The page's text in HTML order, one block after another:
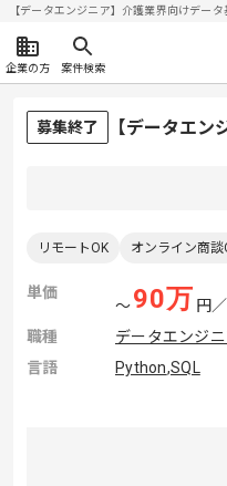
【データエンジニア】介護業界向けデー
企業の方 案件検索
募集終了 【データエ
リモートOK オンライン商談
単価
〜90万 円
職種
データエンジ
言語
Python,SQL